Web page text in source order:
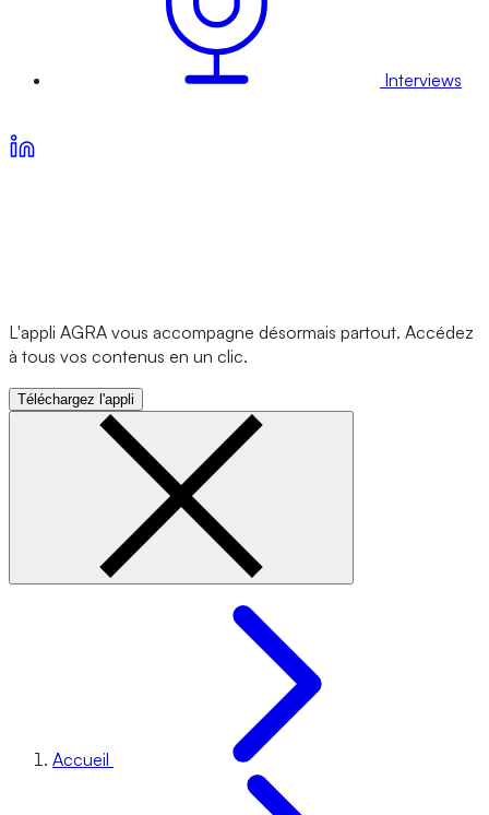
Interviews
L'appli AGRA vous accompagne désormais partout. Accédez
à tous vos contenus en un clic.
Téléchargez l'appli
Accueil